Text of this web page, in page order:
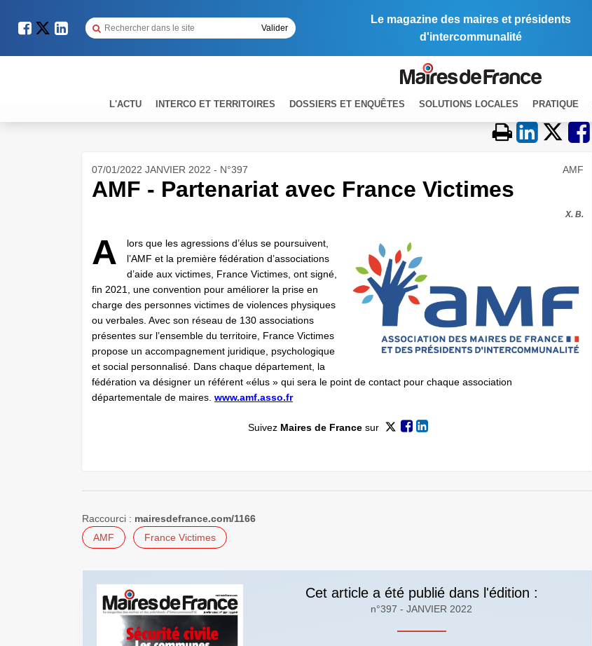
Le magazine des maires et présidents
d'intercommunalité
L'ACTU INTERCO ET TERRITOIRES DOSSIERS ET ENQUÊTES SOLUTIONS LOCALES PRATIQUE
07/01/2022 JANVIER 2022 - N°397 AMF
AMF - Partenariat avec France Victimes
X. B.
A
lors que les agressions d’élus se poursuivent,
l’AMF et la première fédération d’associations
d’aide aux victimes, France Victimes, ont signé,
fin 2021, une convention pour améliorer la prise en
charge des personnes victimes de violences physiques
ou verbales. Avec son réseau de 130 associations
présentes sur l’ensemble du territoire, France Victimes
propose un accompagnement juridique, psychologique
et social personnalisé. Dans chaque département, la
fédération va désigner un référent «élus » qui sera le point de contact pour chaque association
départementale de maires. www.amf.asso.fr
Suivez Maires de Francesur
Raccourci : mairesdefrance.com/1166
AMF
France Victimes
Cet article a été publié dans l'édition :
n°397 - JANVIER 2022